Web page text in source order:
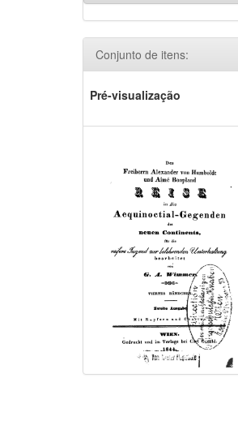
Conjunto de itens:
Pré-visualização